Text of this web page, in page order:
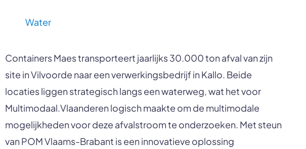
Water
Containers Maes transporteert jaarlijks 30.000 ton afval van zijn
site in Vilvoorde naar een verwerkingsbedrijf in Kallo. Beide
locaties liggen strategisch langs een waterweg, wat het voor
Multimodaal.Vlaanderen logisch maakte om de multimodale
mogelijkheden voor deze afvalstroom te onderzoeken. Met steun
van POM Vlaams-Brabant is een innovatieve oplossing